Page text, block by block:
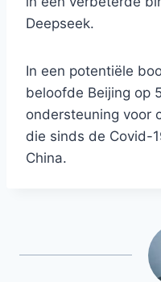
Deepseek.
In een potentiële
beloofde Beijing op
ondersteuning voor
die sinds de Covid-
China.